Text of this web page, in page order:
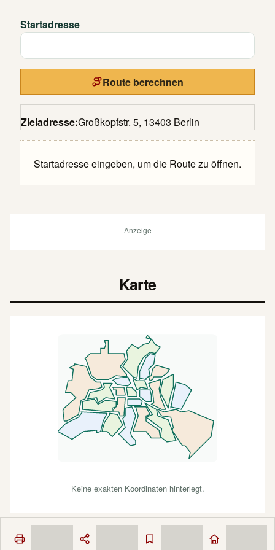
Startadresse
Route berechnen
Zieladresse:Großkopfstr. 5, 13403 Berlin
Startadresse eingeben, um die Route zu öffnen.
Anzeige
Karte
Keine exakten Koordinaten hinterlegt.